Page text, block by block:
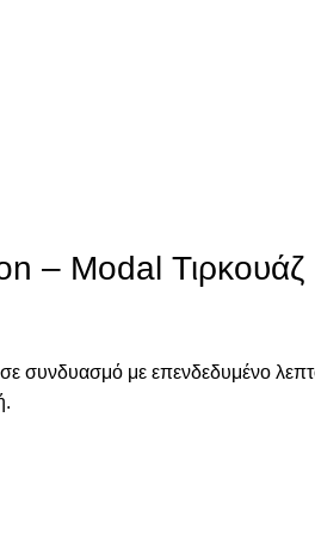
– Modal Τιρκουάζ
συνδυασμό με επενδεδυμένο